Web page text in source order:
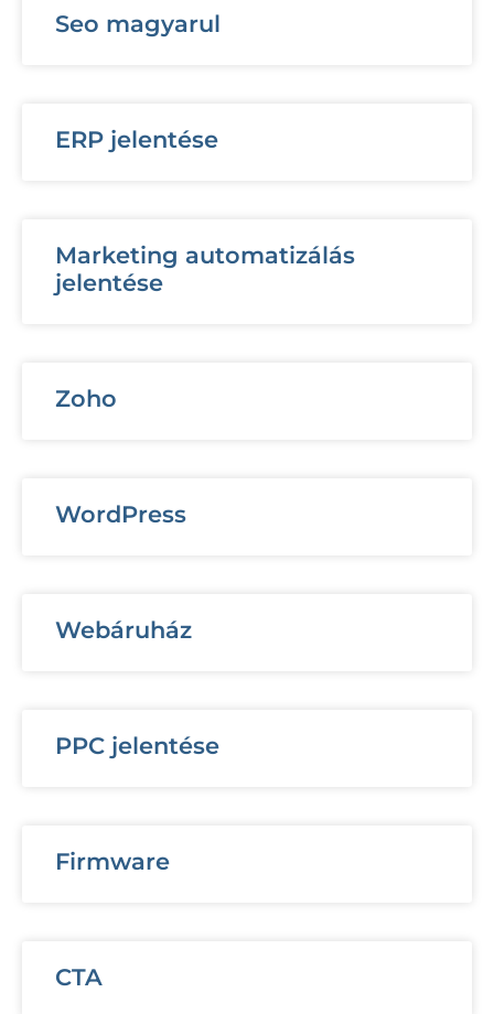
Seo magyarul
ERP jelentése
Marketing automatizálás
jelentése
Zoho
WordPress
Webáruház
PPC jelentése
Firmware
CTA